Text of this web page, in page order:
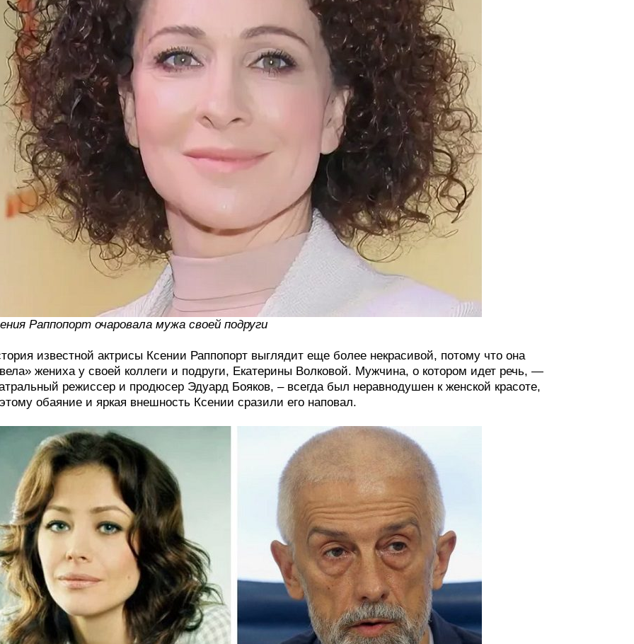
Раппопорт очаровала мужа своей подруги
известной актрисы Ксении Раппопорт выглядит еще более некрасивой, потому что она
жениха у своей коллеги и подруги, Екатерины Волковой. Мужчина, о котором идет речь, —
режиссер и продюсер Эдуард Бояков, – всегда был неравнодушен к женской красоте,
обаяние и яркая внешность Ксении сразили его наповал.